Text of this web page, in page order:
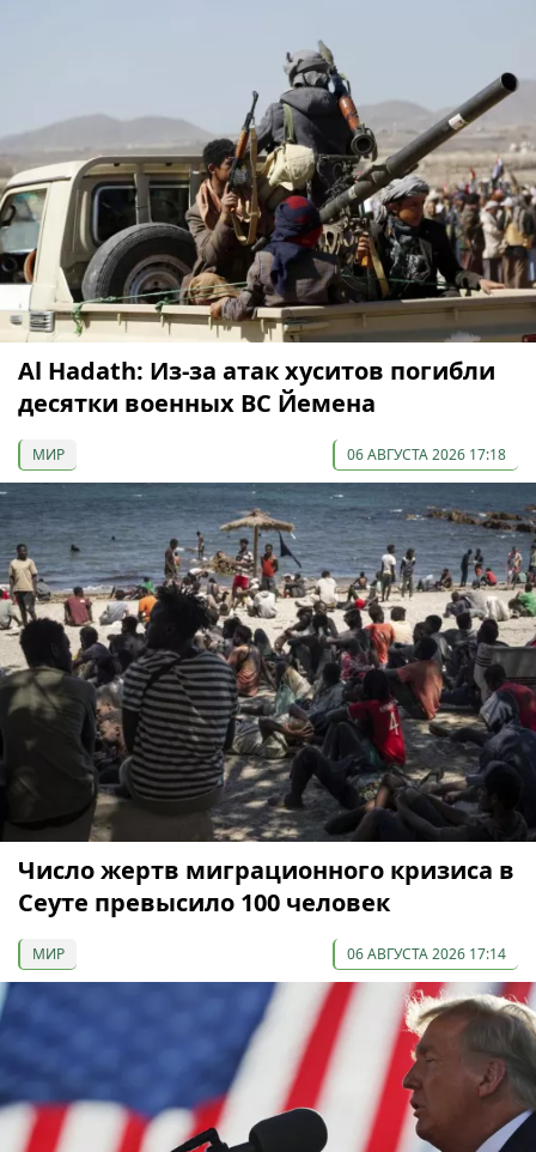
Al Hadath: Из-за атак хуситов погибли
десятки военных ВС Йемена
МИР 06 АВГУСТА 2026 17:18
Число жертв миграционного кризиса в
Сеуте превысило 100 человек
МИР 06 АВГУСТА 2026 17:14